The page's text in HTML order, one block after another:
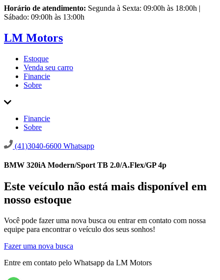
Horário de atendimento: Segunda à Sexta: 09:00h às 18:00h |
Sábado: 09:00h às 13:00h
LM Motors
Estoque
Venda seu carro
Financie
Sobre
Financie
Sobre
(41)3040-6600 Whatsapp
BMW 320iA Modern/Sport TB 2.0/A.Flex/GP 4p
Este veículo não está mais disponível em
nosso estoque
Você pode fazer uma nova busca ou entrar em contato com nossa
equipe para encontrar o veículo dos seus sonhos!
Fazer uma nova busca
Entre em contato pelo Whatsapp da LM Motors